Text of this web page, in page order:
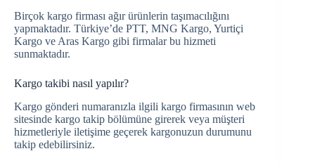
Birçok kargo firması ağır ürünlerin taşımacılığını
yapmaktadır. Türkiye’de PTT, MNG Kargo, Yurtiçi
Kargo ve Aras Kargo gibi firmalar bu hizmeti
sunmaktadır.
Kargo takibi nasıl yapılır?
Kargo gönderi numaranızla ilgili kargo firmasının web
sitesinde kargo takip bölümüne girerek veya müşteri
hizmetleriyle iletişime geçerek kargonuzun durumunu
takip edebilirsiniz.